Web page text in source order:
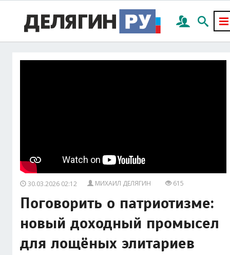
30.03.2026 02:12 МИХАИЛ ДЕЛЯГИН 615
Поговорить о патриотизме:
новый доходный промысел
для лощёных элитариев